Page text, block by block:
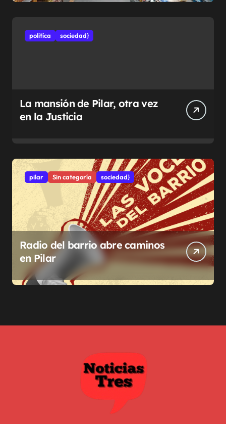
politíca sociedad}
La mansión de Pilar, otra vez
en la Justicia
pilar Sin categoría sociedad}
Radio del barrio abre caminos
en Pilar